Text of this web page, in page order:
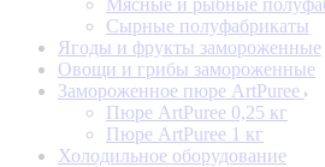
Мясные и рыбные
Сырные полуфабрикаты
Ягоды и фрукты замороженные
Овощи и грибы замороженные
Замороженное пюре ArtPuree
Пюре ArtPuree 0,25 кг
Пюре ArtPuree 1 кг
Холодильное оборудование